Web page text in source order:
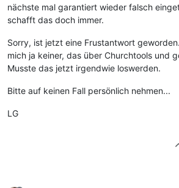
nächste mal garantiert wieder falsch
schafft das doch immer.
Sorry, ist jetzt eine Frustantwort
mich ja keiner, das über Churchtools und
Musste das jetzt irgendwie loswerden.
Bitte auf keinen Fall persönlich nehmen...
LG